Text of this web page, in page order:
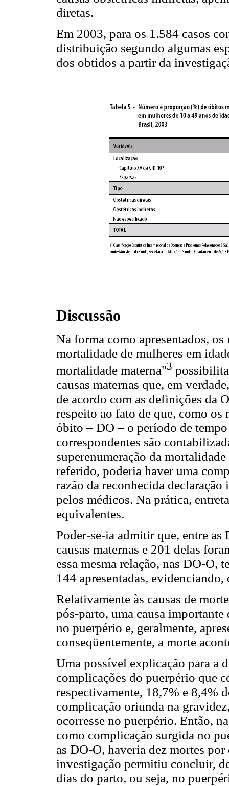
diretas.
Em 2003, para os 1.584 casos
distribuição segundo algumas
dos obtidos a partir da
Discussão
Na forma como apresentados,
mortalidade de mulheres em
mortalidade materna"3
causas maternas que, em
de acordo com as definições da
respeito ao fato de que, como os
óbito – DO – o período de
correspondentes são
superenumeração da
referido, poderia haver uma
razão da reconhecida declaração
pelos médicos. Na prática,
equivalentes.
Poder-se-ia admitir que, entre as
causas maternas e 201 delas
essa mesma relação, nas DO-O,
144 apresentadas,
Relativamente às causas de
pós-parto, uma causa importante
no puerpério e, geralmente,
conseqüentemente, a morte
Uma possível explicação para a
complicações do puerpério que
respectivamente, 18,7% e 8,4%
complicação oriunda na
ocorresse no puerpério. Então,
como complicação surgida no
as DO-O, haveria dez mortes
investigação permitiu concluir,
dias do parto, ou seja, no